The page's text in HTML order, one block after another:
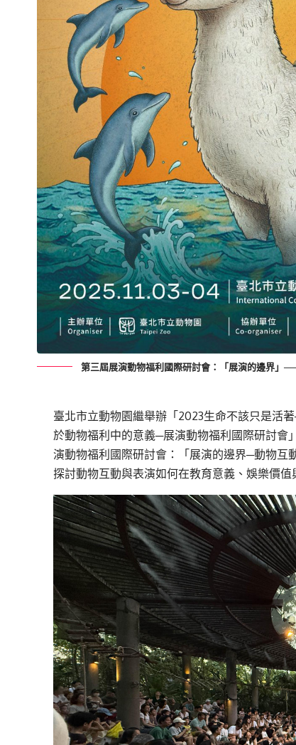
第三屆展演動物福利國際研討會：「展演的邊界」
臺北市立動物園繼舉辦「2023生命不該只是活
於動物福利中的意義─展演動物福利國際研討會
演動物福利國際研討會：「展演的邊界─動物互
探討動物互動與表演如何在教育意義、娛樂價值